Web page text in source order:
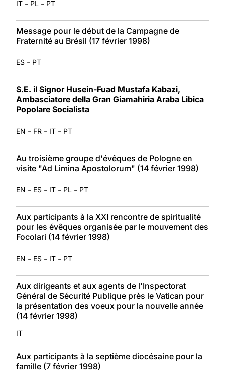
IT - PL - PT
Message pour le début de la Campagne de
Fraternité au Brésil (17 février 1998)
ES - PT
S.E. il Signor Husein-Fuad Mustafa Kabazi,
Ambasciatore della Gran Giamahiria Araba Libica
Popolare Socialista
EN - FR - IT - PT
Au troisième groupe d'évêques de Pologne en
visite "Ad Limina Apostolorum" (14 février 1998)
EN - ES - IT - PL - PT
Aux participants à la XXI rencontre de spiritualité
pour les évêques organisée par le mouvement des
Focolari (14 février 1998)
EN - ES - IT - PT
Aux dirigeants et aux agents de l'Inspectorat
Général de Sécurité Publique près le Vatican pour
la présentation des voeux pour la nouvelle année
(14 février 1998)
IT
Aux participants à la septième diocésaine pour la
famille (7 février 1998)